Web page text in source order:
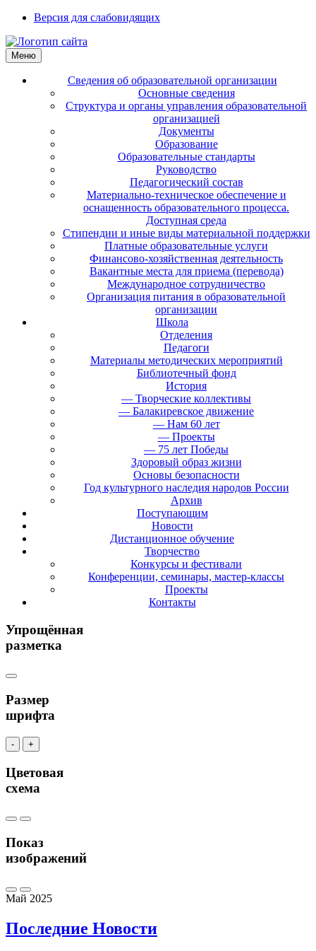
Версия для слабовидящих
Меню
Сведения об образовательной организации
Основные сведения
Структура и органы управления образовательной
организацией
Документы
Образование
Образовательные стандарты
Руководство
Педагогический состав
Материально-техническое обеспечение и
оснащенность образовательного процесса.
Доступная среда
Стипендии и иные виды материальной поддержки
Платные образовательные услуги
Финансово-хозяйственная деятельность
Вакантные места для приема (перевода)
Международное сотрудничество
Организация питания в образовательной
организации
Школа
Отделения
Педагоги
Материалы методических мероприятий
Библиотечный фонд
История
— Творческие коллективы
— Балакиревское движение
— Нам 60 лет
— Проекты
— 75 лет Победы
Здоровый образ жизни
Основы безопасности
Год культурного наследия народов России
Архив
Поступающим
Новости
Дистанционное обучение
Творчество
Конкурсы и фестивали
Конференции, семинары, мастер-классы
Проекты
Контакты
Упрощённая
разметка
Размер
шрифта
- +
Цветовая
схема
Показ
изображений
Май 2025
Последние Новости